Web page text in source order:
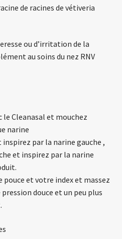
de racines de vétiveria
ou d’irritation de la
au soins du nez RNV
le Cleanasal et mouchez
narine
par la narine gauche ,
et inspirez par la narine
pouce et votre index et massez
douce et un peu plus